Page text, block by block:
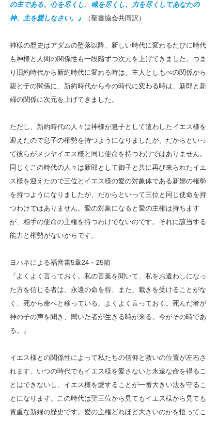
の主である。心を尽くし、魂を尽くし、力を尽くしてあなたの
神、主を愛しなさい。』
（聖書協会共同訳）
神様の歴史はアダムの堕落以降、新しい時代に変わるたびに時代
も神様と人間の関係性も一段階ずつ次元を上げてきました。つま
り旧約時代から新約時代に変わる時は、主人としもべの関係から
親と子の関係に、新約時代から今の時代に変わる時は、新郎と新
婦の関係に次元を上げてきました。
ただし、新約時代の人々は神様が息子として遣わしたイエス様を
迎えたので息子の権勢を持つようになりましたが、だからといっ
て彼らがメシヤイエス様と同じ使命を持つわけではありません。
同じくこの時代の人々は新郎として御子と共に再び来られたイエ
ス様を迎えたので三位とイエス様の愛の対象体である新婦の権勢
を持つようになりましたが、だからといって三位と同じ使命を持
つわけではありません。愛の対象になると愛の主権は持ちます
が、相手の使命の主権を持つわけでないのです。それに該当する
能力と権勢がないからです。
ヨハネによる福音書5章24－25節
『よくよく言っておく。私の言葉を聞いて、私をお遣わしになっ
た方を信じる者は、永遠の命を得、また、裁きを受けることがな
く、死から命へと移っている。よくよく言っておく。死んだ者が
神の子の声を聞き、聞いた者が生きる時が来る。今がその時であ
る。』
イエス様との関係性によって私たちの信仰と救いの位置が左右さ
れます。いつの時代でもイエス様を愛さないと永遠な命を得るこ
とはできないし、イエス様を愛することが一番大きい法を守るこ
とになります。この時代は聖三位から見てもイエス様から見ても
貴重な新婦の歴史です。愛の主権どれほど大きいのかを悟ってこ